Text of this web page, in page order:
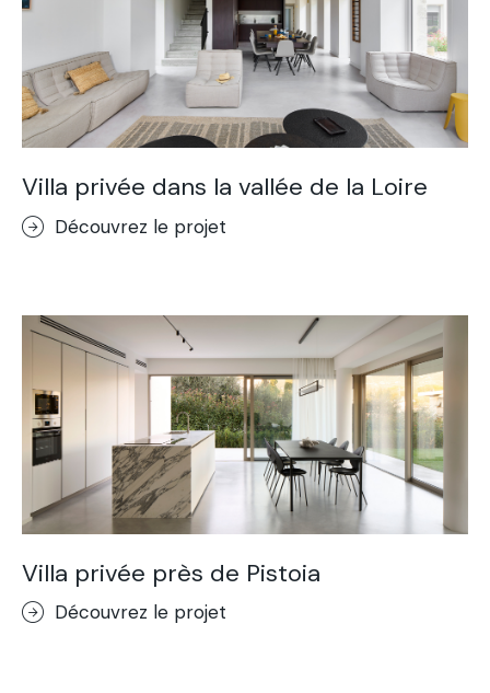
Villa privée dans la vallée de la Loire
Découvrez le projet
Villa privée près de Pistoia
Découvrez le projet